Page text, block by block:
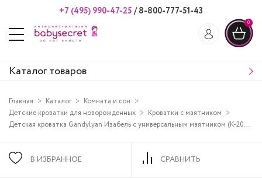
+7 (495) 990-47-25 /8-800-777-51-43
0
Каталог товаров
Главная Каталог
Комната и сон
Детские кроватки для новорожденных
Кроватки с маятником
Детская кроватка Gandylyan Изабель с универсальным маятником (К-2002-27м)
В ИЗБРАННОЕ СРАВНИТЬ